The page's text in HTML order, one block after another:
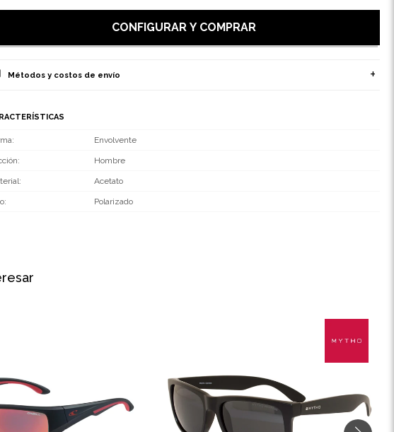
CONFIGURAR Y COMPRAR
Métodos y costos de envío
Envolvente
Hombre
Acetato
Polarizado